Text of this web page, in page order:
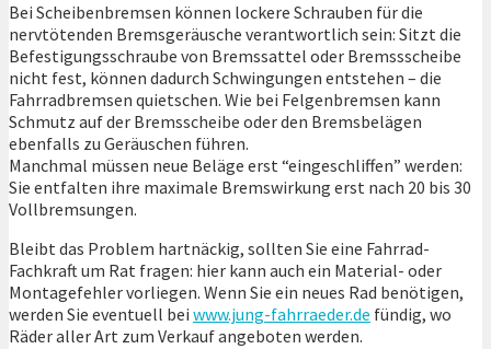
Bei Scheibenbremsen können lockere Schrauben für die
nervtötenden Bremsgeräusche verantwortlich sein: Sitzt die
Befestigungsschraube von Bremssattel oder Bremssscheibe
nicht fest, können dadurch Schwingungen entstehen – die
Fahrradbremsen quietschen. Wie bei Felgenbremsen kann
Schmutz auf der Bremsscheibe oder den Bremsbelägen
ebenfalls zu Geräuschen führen.
Manchmal müssen neue Beläge erst “eingeschliffen” werden:
Sie entfalten ihre maximale Bremswirkung erst nach 20 bis 30
Vollbremsungen.
Bleibt das Problem hartnäckig, sollten Sie eine Fahrrad-
Fachkraft um Rat fragen: hier kann auch ein Material- oder
Montagefehler vorliegen. Wenn Sie ein neues Rad benötigen,
werden Sie eventuell bei www.jung-fahrraeder.de fündig, wo
Räder aller Art zum Verkauf angeboten werden.